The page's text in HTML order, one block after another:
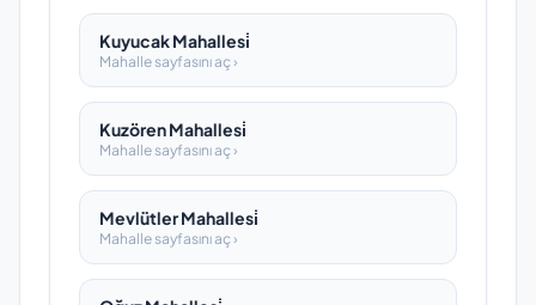
Kuyucak Mahallesi̇
Mahalle sayfasını aç ›
Kuzören Mahallesi̇
Mahalle sayfasını aç ›
Mevlütler Mahallesi̇
Mahalle sayfasını aç ›